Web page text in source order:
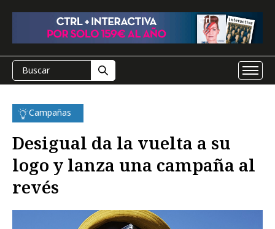
Campañas
Desigual da la vuelta a su
logo y lanza una campaña al
revés